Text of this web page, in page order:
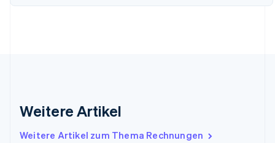
Weitere Artikel
Weitere Artikel zum Thema Rechnungen
Frankreich
Irland
Italien